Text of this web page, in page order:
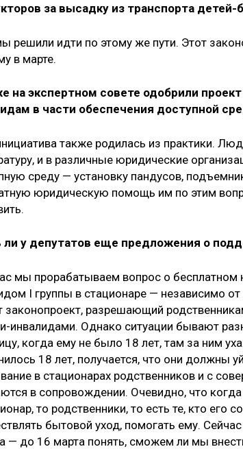
за высадку из транспорта детей-
решили идти по этому же пути. Этот
в марте.
на экспертном совете одобрили
в части обеспечения доступной
также родилась из практики.
и в различные юридические
среду — установку пандусов,
юридическую помощь им по этим
ли у депутатов еще предложения о
мы прорабатываем вопрос о
I группы в стационаре — независимо
законопроект, разрешающий
инвалидами. Однако ситуации бывают
когда ему не было 18 лет, там за ним
18 лет, получается, что они должны
в стационарах родственников и с
в сопровождении. Очевидно, что
то родственники, то есть те, кто
бытовой уход, помогать ему.
— до 16 марта понять, сможем ли мы